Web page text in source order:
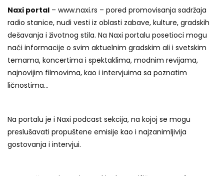
Naxi portal – www.naxi.rs – pored promovisanja sadržaja
radio stanice, nudi vesti iz oblasti zabave, kulture, gradskih
dešavanja i životnog stila. Na Naxi portalu posetioci mogu
naći informacije o svim aktuelnim gradskim ali i svetskim
temama, koncertima i spektaklima, modnim revijama,
najnovijim filmovima, kao i intervjuima sa poznatim
ličnostima…
Na portalu je i Naxi podcast sekcija, na kojoj se mogu
preslušavati propuštene emisije kao i najzanimljivija
gostovanja i intervjui.